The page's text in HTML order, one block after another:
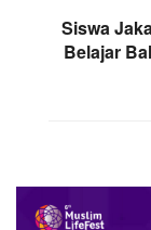
Siswa
Belajar